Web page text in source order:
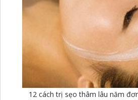
12 cách trị sẹo thâm lâu năm